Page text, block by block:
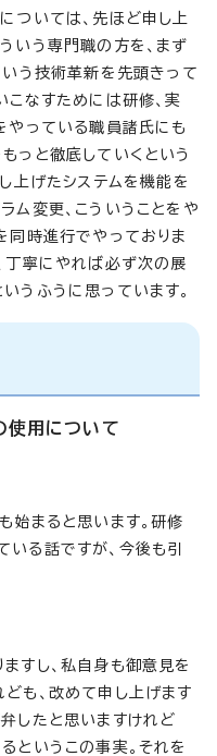
ついては、先ほど申し上
いう専門職の方を、まず
いう技術革新を先頭きって
こなすためには研修、実
やっている職員諸氏にも
っと徹底していくという
上げたシステムを機能を
ム変更、こういうことをや
同時進行でやっておりま
丁寧にやれば必ず次の展
うふうに思っています。
使用について
始まると思います。研修
る話ですが、今後も引
すし、私自身も御意見を
も、改めて申し上げます
したと思いますけれど
というこの事実。それを